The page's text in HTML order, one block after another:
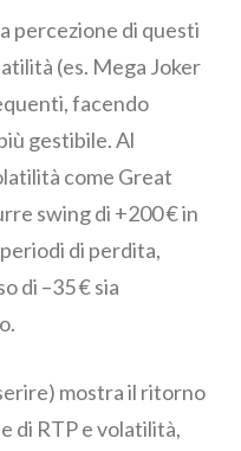
percezione di questi
(es. Mega Joker
facendo
gestibile. Al
come Great
swing di +200 € in
di perdita,
di –35 € sia
mostra il ritorno
di RTP e volatilità,